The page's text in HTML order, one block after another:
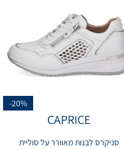
-20%
CAPRICE
סניקרס לבנות מאוורר על סוליית